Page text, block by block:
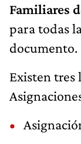
Familiares
para todas
documento.
Existen tres